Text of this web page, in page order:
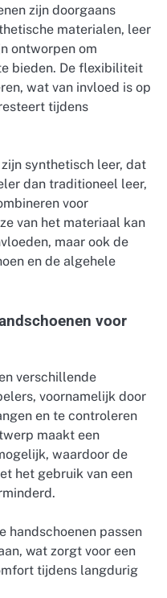
zijn doorgaans
materialen, leer
ontworpen om
bieden. De flexibiliteit
wat van invloed is op
tijdens
synthetisch leer, dat
dan traditioneel leer,
voor
van het materiaal kan
maar ook de
en de algehele
voor
verschillende
voornamelijk door
en te controleren
maakt een
waardoor de
het gebruik van een
handschoenen passen
wat zorgt voor een
tijdens langdurig